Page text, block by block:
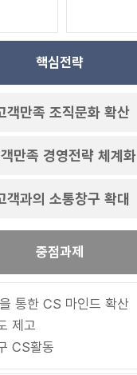
핵심전략
객만족 조직문화 확산
만족 경영전략 체계화
객과의 소통창구 확대
중점과제
통한 CS 마인드 확산
제고
CS활동